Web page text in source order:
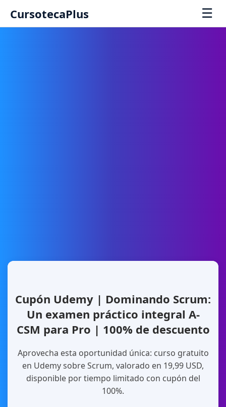
CursotecaPlus ☰
Cupón Udemy | Dominando Scrum:
Un examen práctico integral A-
CSM para Pro | 100% de descuento
Aprovecha esta oportunidad única: curso gratuito
en Udemy sobre Scrum, valorado en 19,99 USD,
disponible por tiempo limitado con cupón del
100%.